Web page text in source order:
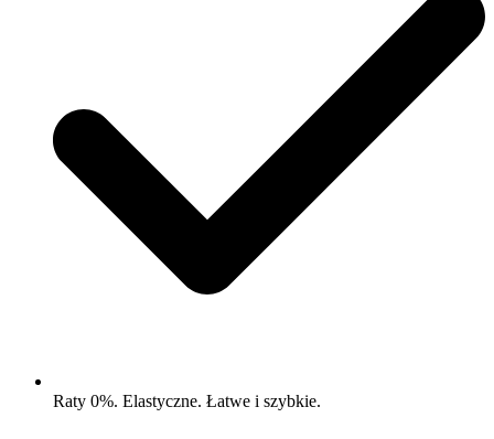
Raty 0%. Elastyczne. Łatwe i szybkie.